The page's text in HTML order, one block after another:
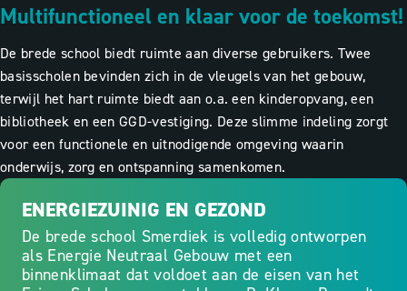
Multifunctioneel en klaar voor de toekomst!
De brede school biedt ruimte aan diverse gebruikers. Twee
basisscholen bevinden zich in de vleugels van het gebouw,
terwijl het hart ruimte biedt aan o.a. een kinderopvang, een
bibliotheek en een GGD-vestiging. Deze slimme indeling zorgt
voor een functionele en uitnodigende omgeving waarin
onderwijs, zorg en ontspanning samenkomen.
ENERGIEZUINIG EN GEZOND
De brede school Smerdiek is volledig ontworpen
als Energie Neutraal Gebouw met een
binnenklimaat dat voldoet aan de eisen van het